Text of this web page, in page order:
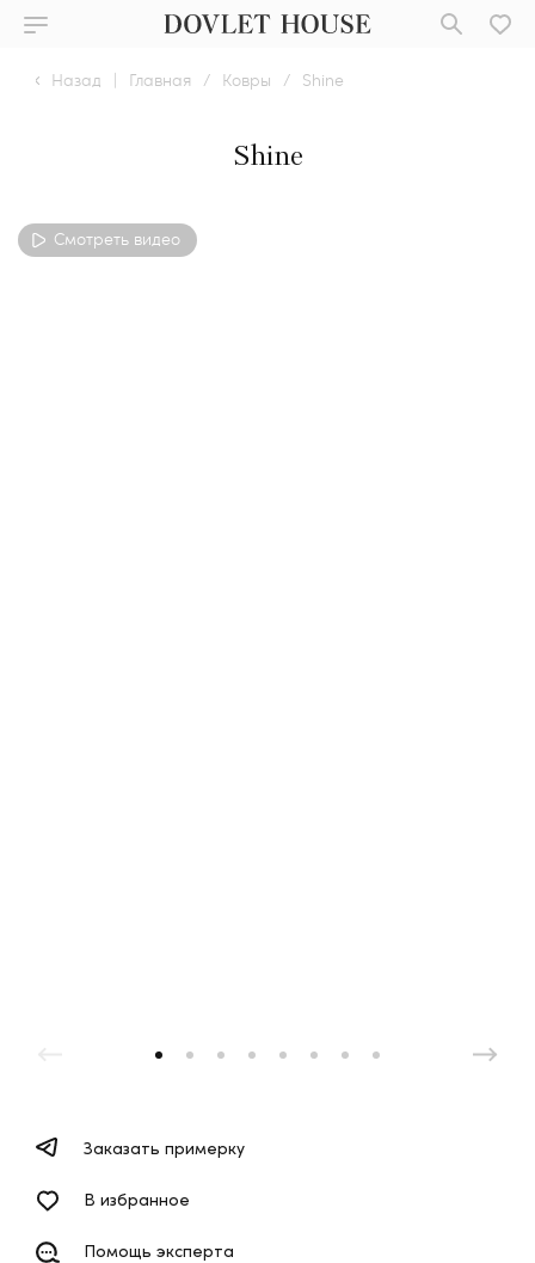
Назад | Главная / Ковры / Shine
Shine
Смотреть видео
Заказать примерку
В избранное
Помощь эксперта